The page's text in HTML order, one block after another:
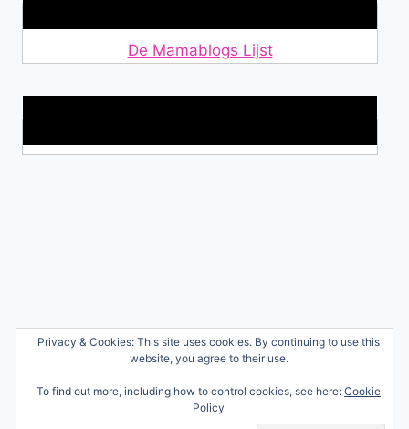
De Mamablogs Lijst
Privacy & Cookies: This site uses cookies. By continuing to use this
website, you agree to their use.
To find out more, including how to control cookies, see here: Cookie
Policy
Wie ben ik?
© 2026 Ren mama, ren!
Professional Blogging
Services